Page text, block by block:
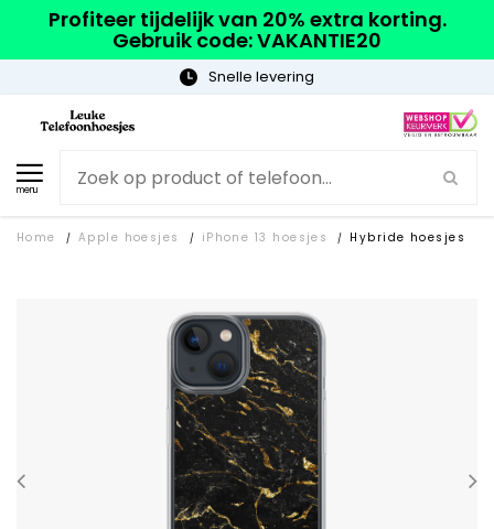
Profiteer tijdelijk van 20% extra korting.
Gebruik code: VAKANTIE20
Snelle levering
menu
Home / Apple hoesjes / iPhone 13 hoesjes / Hybride hoesjes